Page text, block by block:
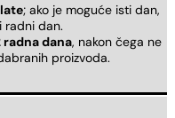
; ako je moguće isti dan,
radni dan.
dana, nakon čega ne
proizvoda.